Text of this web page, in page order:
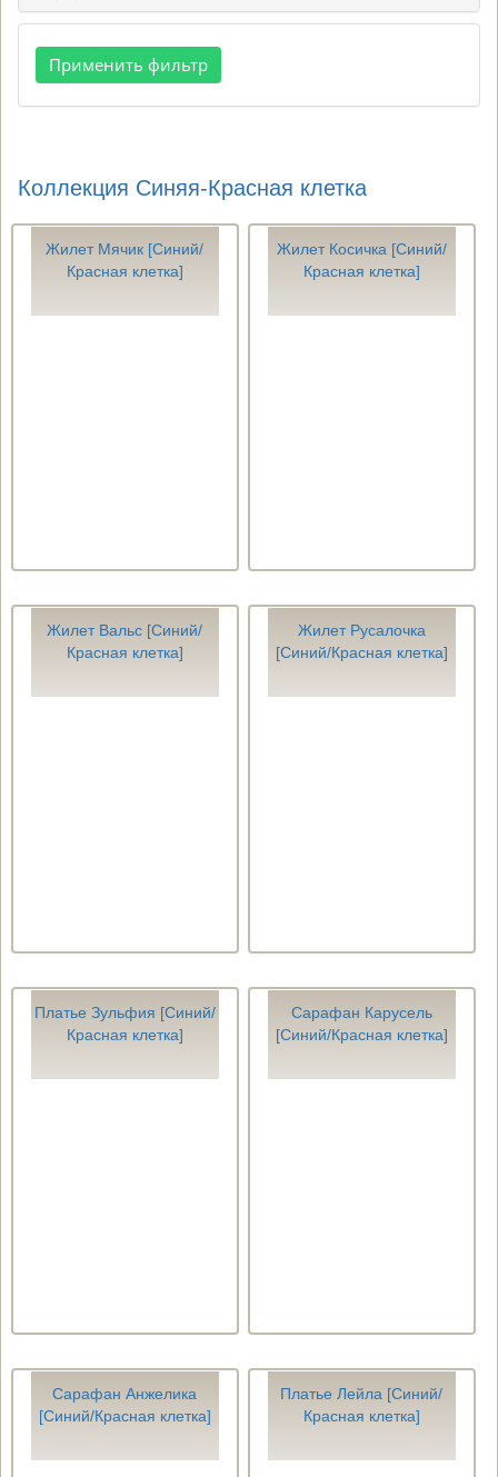
Коллекция Синяя-Красная клетка
Жилет Мячик [Синий/
Красная клетка]
Жилет Косичка [Синий/
Красная клетка]
Жилет Вальс [Синий/
Красная клетка]
Жилет Русалочка
[Синий/Красная клетка]
Платье Зульфия [Синий/
Красная клетка]
Сарафан Карусель
[Синий/Красная клетка]
Сарафан Анжелика
[Синий/Красная клетка]
Платье Лейла [Синий/
Красная клетка]